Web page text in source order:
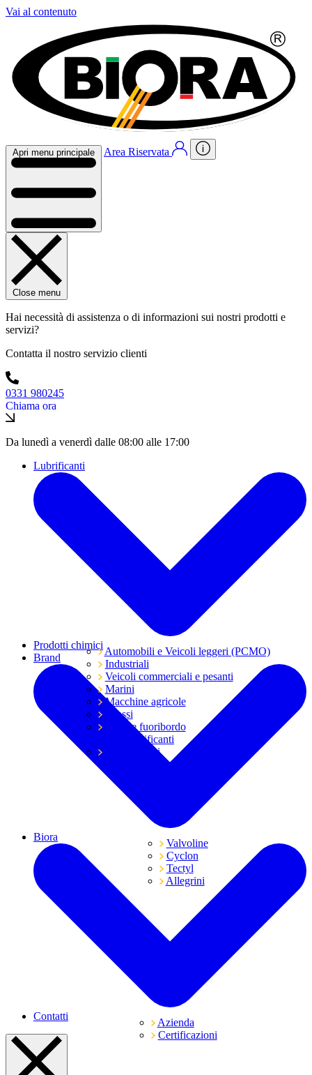
Vai al contenuto
Apri menu principale Area Riservata
Close menu
Hai necessità di assistenza o di informazioni sui nostri prodotti e
servizi?
Contatta il nostro servizio clienti
0331 980245
Chiama ora
Da lunedì a venerdì dalle 08:00 alle 17:00
Lubrificanti
Automobili e Veicoli leggeri (PCMO)
Industriali
Veicoli commerciali e pesanti
Marini
Macchine agricole
Grassi
Moto e fuoribordo
Tutti i lubrificanti
Trasmissioni
Prodotti chimici
Brand
Valvoline
Cyclon
Tectyl
Allegrini
Biora
Azienda
Certificazioni
Contatti